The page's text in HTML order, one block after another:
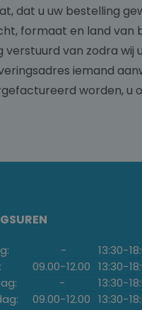
dat u uw bestelling
formaat en land
van zodra wij
iemand
worden,
- 13:30-
09.00-12.00 13:30-
- 13:30-
09.00-12.00 13:30-